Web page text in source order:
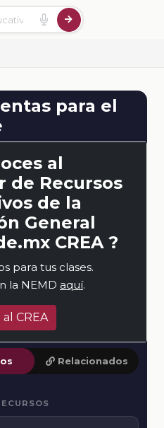
para el
al
de Recursos
de la
General
CREA ?
para tus clases.
la NEMD aquí.
CREA
Relacionados